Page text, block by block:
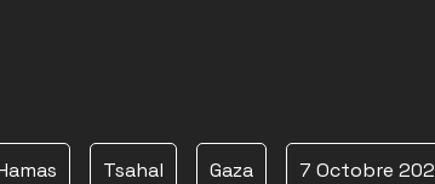
Tsahal Gaza 7 Octobre